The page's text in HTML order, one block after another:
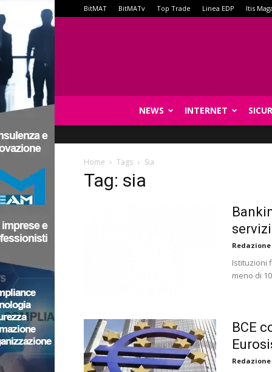
BitMAT BitMATv Top Trade Linea EDP Itis
NEWS INTERNET
Home Tags Sia
Tag: sia
Istituzioni
meno di
BCE